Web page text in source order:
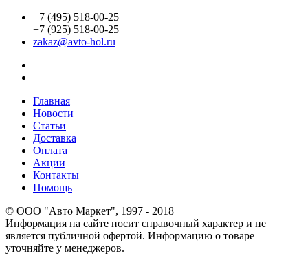
+7 (495) 518-00-25
+7 (925) 518-00-25
zakaz@avto-hol.ru
Главная
Новости
Статьи
Доставка
Оплата
Акции
Контакты
Помощь
© OOO "Авто Маркет", 1997 - 2018
Информация на сайте носит справочный характер и не
является публичной офертой. Информацию о товаре
уточняйте у менеджеров.